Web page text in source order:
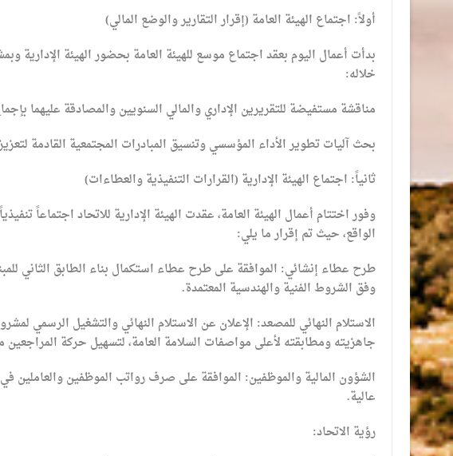
​أولاً: اجتماع الهيئة العامة (إقرار التقارير والوضع المالي)
خلاله:
​مناقشة مستفيضة للتقريرين الإداري والمالي السنويين والمصادقة عليهما
​بحث آليات تطوير الأداء المؤسسي وتنسيق المبادرات المجتمعية القادمة
​ثانياً: اجتماع الهيئة الإدارية (القرارات التنفيذية والعطاءات)
​وفور اختتام أعمال الهيئة العامة، عقدت الهيئة الإدارية للاتحاد اجتماعاً
الواقع، حيث تم إقرار ما يلي:
​طرح عطاء إنشائي: الموافقة على طرح عطاء استكمال بناء الطابق الثاني
وفق الشروط الفنية والهندسية المعتمدة.
​الاستلام النهائي للمصعد: الإعلان عن الاستلام النهائي والتشغيل الرسمي
جاهزيته ومطابقته لأعلى مواصفات السلامة العامة، لتسهيل حركة
​الشؤون المالية والموظفين: الموافقة على صرف رواتب الموظفين والعاملين
عالية.
​رؤية الاتحاد: